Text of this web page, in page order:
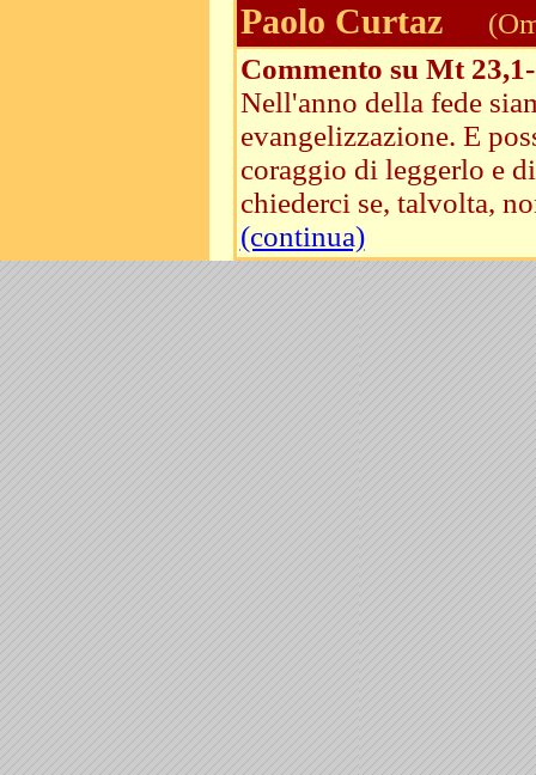
Paolo Curtaz
Commento su Mt
Nell'anno della fede
evangelizzazione. E
coraggio di leggerlo e
chiederci se, talvolta,
(continua)